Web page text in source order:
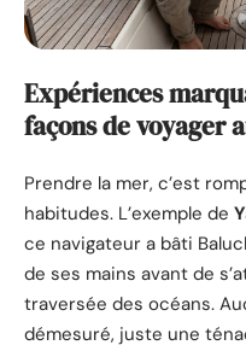
Expériences
façons de voyager
Prendre la mer, c’est
habitudes. L’exemple de
ce navigateur a bâti
de ses mains avant de
traversée des océans.
démesuré, juste une